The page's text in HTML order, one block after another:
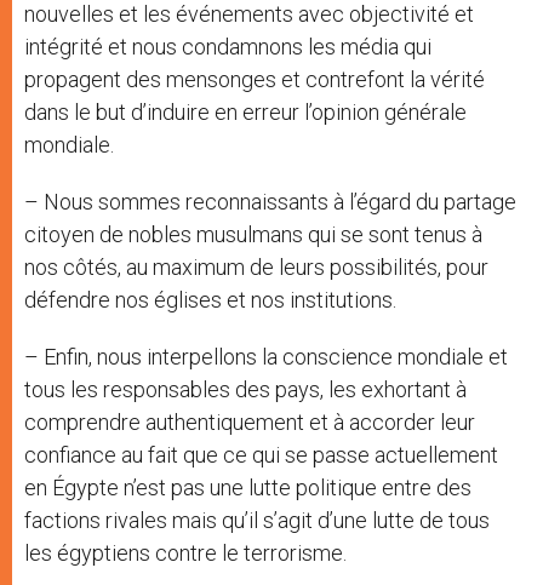
nouvelles et les événements avec objectivité et
intégrité et nous condamnons les média qui
propagent des mensonges et contrefont la vérité
dans le but d’induire en erreur l’opinion générale
mondiale.
– Nous sommes reconnaissants à l’égard du partage
citoyen de nobles musulmans qui se sont tenus à
nos côtés, au maximum de leurs possibilités, pour
défendre nos églises et nos institutions.
– Enfin, nous interpellons la conscience mondiale et
tous les responsables des pays, les exhortant à
comprendre authentiquement et à accorder leur
confiance au fait que ce qui se passe actuellement
en Égypte n’est pas une lutte politique entre des
factions rivales mais qu’il s’agit d’une lutte de tous
les égyptiens contre le terrorisme.